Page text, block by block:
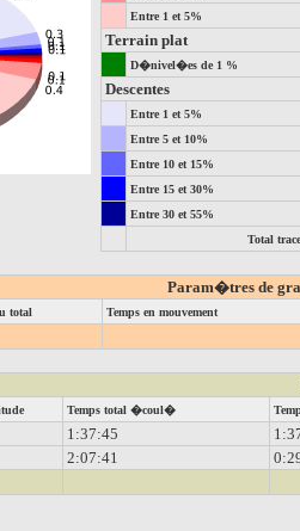
Entre 1 et 5%
Terrain plat
D�nivel�es de 1 %
Descentes
Entre 1 et 5%
Entre 5 et 10%
Entre 10 et 15%
Entre 15 et 30%
Entre 30 et 55%
Total
Param�tres de
total Temps en mouvement
Temps total �coul�
1:37:45
2:07:41